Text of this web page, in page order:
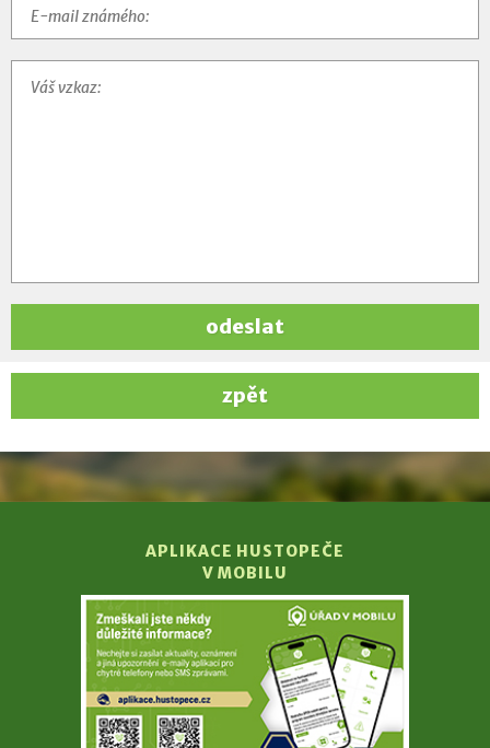
odeslat
zpět
APLIKACE HUSTOPEČE
V MOBILU